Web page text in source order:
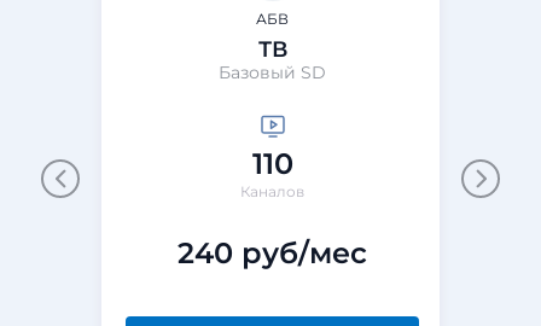
АБВ
ТВ
Базовый SD
110
Каналов
240 руб/мес